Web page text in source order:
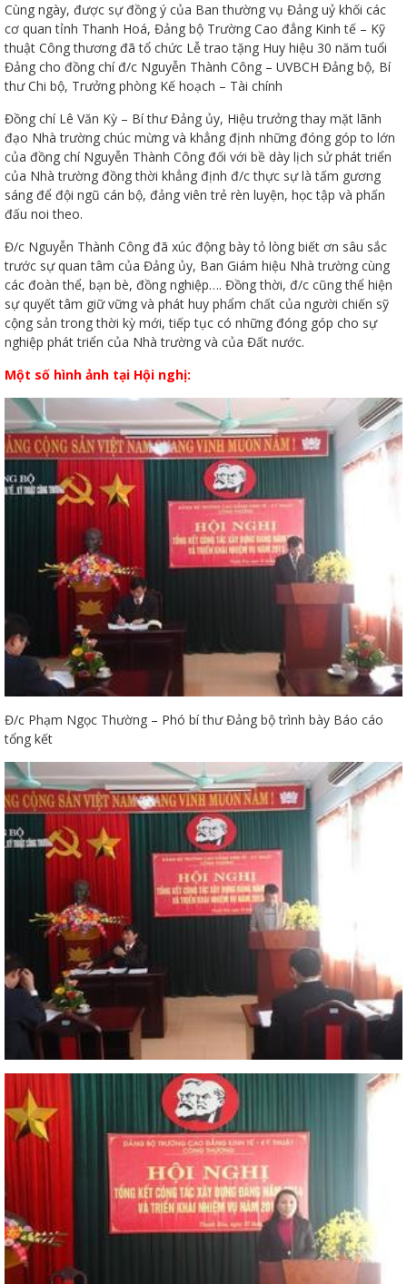
Cùng ngày, được sự đồng ý của Ban thường vụ Đảng uỷ khối các
cơ quan tỉnh Thanh Hoá, Đảng bộ Trường Cao đẳng Kinh tế – Kỹ
thuật Công thương đã tổ chức Lễ trao tặng Huy hiệu 30 năm tuổi
Đảng cho đồng chí đ/c Nguyễn Thành Công – UVBCH Đảng bộ, Bí
thư Chi bộ, Trưởng phòng Kế hoạch – Tài chính
Đồng chí Lê Văn Kỳ – Bí thư Đảng ủy, Hiệu trưởng thay mặt lãnh
đạo Nhà trường chúc mừng và khẳng định những đóng góp to lớn
của đồng chí Nguyễn Thành Công đối với bề dày lịch sử phát triển
của Nhà trường đồng thời khẳng định đ/c thực sự là tấm gương
sáng để đội ngũ cán bộ, đảng viên trẻ rèn luyện, học tập và phấn
đấu noi theo.
Đ/c Nguyễn Thành Công đã xúc động bày tỏ lòng biết ơn sâu sắc
trước sự quan tâm của Đảng ủy, Ban Giám hiệu Nhà trường cùng
các đoàn thể, bạn bè, đồng nghiệp…. Đồng thời, đ/c cũng thể hiện
sự quyết tâm giữ vững và phát huy phẩm chất của người chiến sỹ
cộng sản trong thời kỳ mới, tiếp tục có những đóng góp cho sự
nghiệp phát triển của Nhà trường và của Đất nước.
Một số hình ảnh tại Hội nghị:
Đ/c Phạm Ngọc Thường – Phó bí thư Đảng bộ trình bày Báo cáo
tổng kết